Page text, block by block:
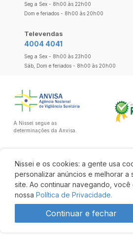
Nissei e os cookies: a gente usa
personalizar anúncios e melhorar a
site. Ao continuar navegando,
nossa Política de Privacidade.
Continuar e fechar
Seg a Sex - 8h00 às 22h00
Dom e feriados - 8h00 às 20h00
Televendas
4004 4041
Seg a Sex - 8h00 às 23h00
Sáb, Dom e feriados - 8h00 às 20h00
A Nissei segue as
determinações da Anvisa.